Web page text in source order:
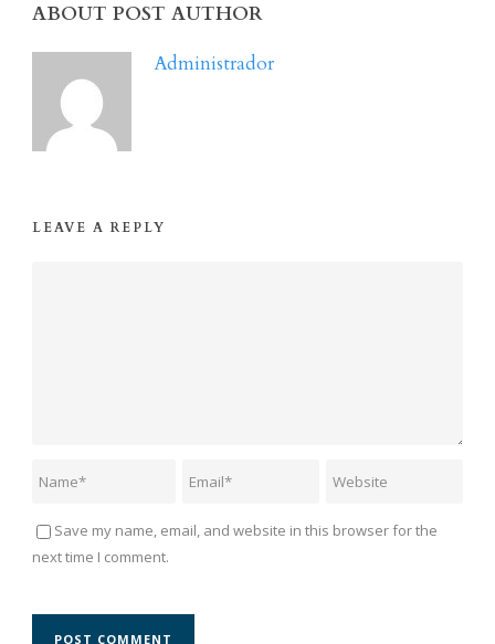
ABOUT POST AUTHOR
Administrador
LEAVE A REPLY
Save my name, email, and website in this browser for the
next time I comment.